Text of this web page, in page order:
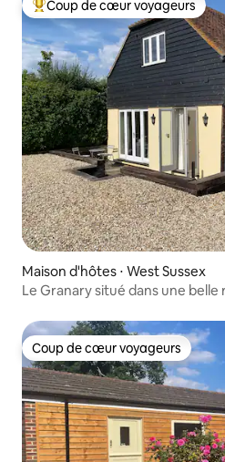
Coups de cœur voyageurs les
Coup de cœur voyageurs
Maison d'hôtes ⋅ West Sussex
Le Granary situé dans une belle
Coup de cœur voyageurs
Coup de cœur voyageurs